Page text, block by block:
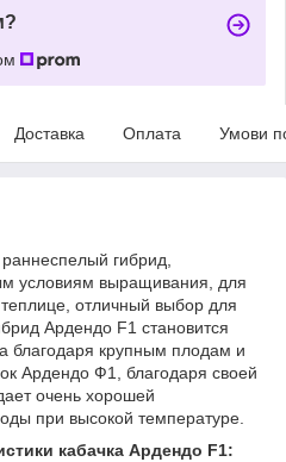
Доставка Оплата Умови
гибрид,
условиям выращивания, для
отличный выбор для
Ардендо F1 становится
благодаря крупным плодам и
Ардендо Ф1, благодаря своей
очень хорошей
при высокой температуре.
кабачка Ардендо F1: